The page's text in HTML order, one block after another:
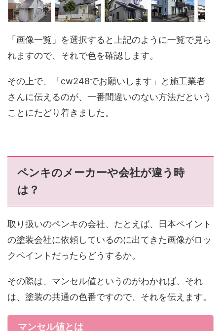
「画像一覧」を選択すると上記のように一覧で見ら
れますので、それで色を確認します。
その上で、「cw248でお願いします」と施工業者
さんに伝えるのが、一番間違いのない方法だという
ことにたどり着きました。
ペンキのメーカーや会社が違う時
は？
取り扱いのペンキの会社、たとえば、日本ペイント
の塗装会社に依頼しているのに出てきた画像がロッ
クペイントだったらどうするか。
その際は、マンセル値というのがわかれば、それ
は、塗装の共通の色番ですので、それを伝えます。
マンセル値とは